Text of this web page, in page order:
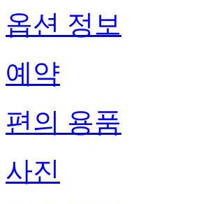
옵션 정보
예약
편의 용품
사진